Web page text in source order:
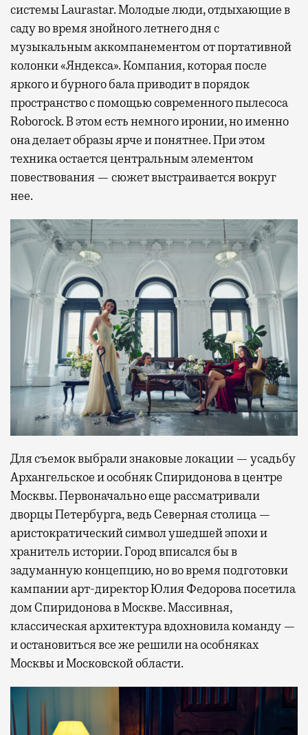
системы Laurastar. Молодые люди, отдыхающие в
саду во время знойного летнего дня с
музыкальным аккомпанементом от портативной
колонки «Яндекса». Компания, которая после
яркого и бурного бала приводит в порядок
пространство с помощью современного пылесоса
Roborock. В этом есть немного иронии, но именно
она делает образы ярче и понятнее. При этом
техника остается центральным элементом
повествования — сюжет выстраивается вокруг
нее.
Для съемок выбрали знаковые локации — усадьбу
Архангельское и особняк Спиридонова в центре
Москвы. Первоначально еще рассматривали
дворцы Петербурга, ведь Северная столица —
аристократический символ ушедшей эпохи и
хранитель истории. Город вписался бы в
задуманную концепцию, но во время подготовки
кампании арт-директор Юлия Федорова посетила
дом Спиридонова в Москве. Массивная,
классическая архитектура вдохновила команду —
и остановиться все же решили на особняках
Москвы и Московской области.